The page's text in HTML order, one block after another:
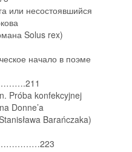
или несостоявшийся
Solus rex)
начало в поэме
Próba konfekcyjnej
Donne’a
Barańczaka)